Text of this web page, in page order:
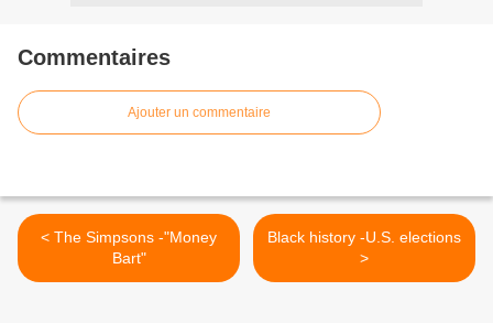
Commentaires
Ajouter un commentaire
< The Simpsons -"Money
Bart"
Black history -U.S. elections
>